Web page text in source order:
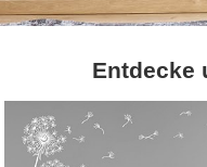
Entdecke